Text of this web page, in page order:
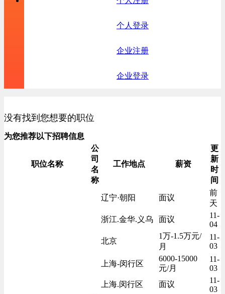
个人登录
企业注册
企业登录
没有找到您想要的职位
为您推荐以下招聘信息
职位名称
公
司
名
称
工作地点 薪资
更
新
时
间
辽宁·朝阳 面议
前
天
浙江.金华.义乌
面议
11-
04
北京
1万-1.5万元/
月
11-
03
上海-闵行区
6000-15000
元/月
11-
03
上海.闵行区
面议
11-
03